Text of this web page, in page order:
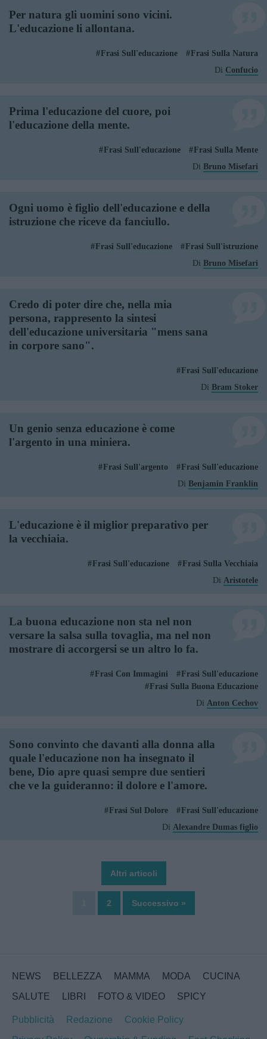
Per natura gli uomini sono vicini.
L'educazione li allontana.
Frasi Sull'educazione
Frasi Sulla Natura
Di Confucio
Prima l'educazione del cuore, poi
l'educazione della mente.
Frasi Sull'educazione
Frasi Sulla Mente
Di Bruno Misefari
Ogni uomo è figlio dell'educazione e della
istruzione che riceve da fanciullo.
Frasi Sull'educazione
Frasi Sull'istruzione
Di Bruno Misefari
Credo di poter dire che, nella mia
persona, rappresento la sintesi
dell'educazione universitaria "mens sana
in corpore sano".
Frasi Sull'educazione
Di Bram Stoker
Un genio senza educazione è come
l'argento in una miniera.
Frasi Sull'argento
Frasi Sull'educazione
Di Benjamin Franklin
L'educazione è il miglior preparativo per
la vecchiaia.
Frasi Sull'educazione
Frasi Sulla Vecchiaia
Di Aristotele
La buona educazione non sta nel non
versare la salsa sulla tovaglia, ma nel non
mostrare di accorgersi se un altro lo fa.
Frasi Con Immagini
Frasi Sull'educazione
Frasi Sulla Buona Educazione
Di Anton Cechov
Sono convinto che davanti alla donna alla
quale l'educazione non ha insegnato il
bene, Dio apre quasi sempre due sentieri
che ve la guideranno: il dolore e l'amore.
Frasi Sul Dolore
Frasi Sull'educazione
Di Alexandre Dumas figlio
Altri articoli
2 Successivo »
NEWS BELLEZZA MAMMA MODA
CUCINA
SALUTE
LIBRI FOTO & VIDEO SPICY
Pubblicità Redazione
Cookie Policy